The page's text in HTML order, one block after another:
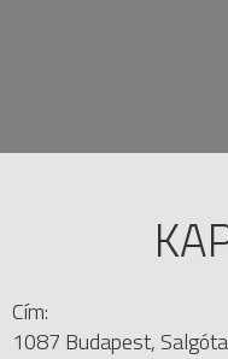
Cím:
1087 Budapest,